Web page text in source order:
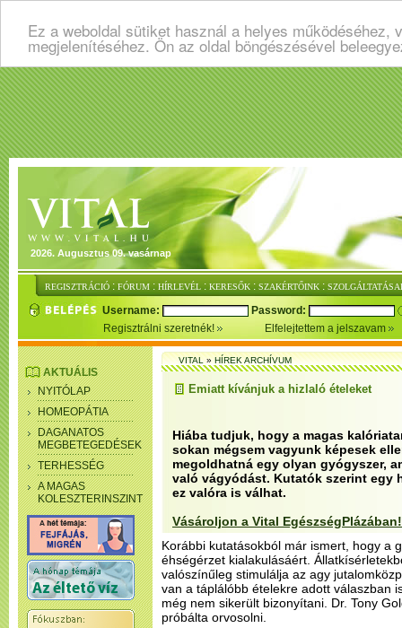
Ez a weboldal sütiket használ a helyes
megjelenítéséhez. Ön az oldal böngészésével
2026. Augusztus 09. vasárnap
REGISZTRÁCIÓ : FÓRUM : HÍRLEVÉL : KERESŐK : SZAKÉRTŐINK :
Username:
Password:
Regisztrálni szeretnék!
Elfelejtettem a jelszavam
AKTUÁLIS
NYITÓLAP
HOMEOPÁTIA
DAGANATOS
MEGBETEGEDÉSEK
TERHESSÉG
A MAGAS
KOLESZTERINSZINT
VITAL»HÍREK ARCHÍVUM
Emiatt kívánjuk a hizlaló ételeket
Hiába tudjuk, hogy a magas
sokan mégsem vagyunk képesek
megoldhatná egy olyan gyógyszer,
való vágyódást. Kutatók szerint egy
ez valóra is válhat.
Vásároljon a Vital EgészségPlázában!
Korábbi kutatásokból már ismert, hogy a
éhségérzet kialakulásáért.
valószínűleg stimulálja az agy
van a táplálóbb ételekre adott válaszban
még nem sikerült bizonyítani. Dr. Tony
próbálta orvosolni.